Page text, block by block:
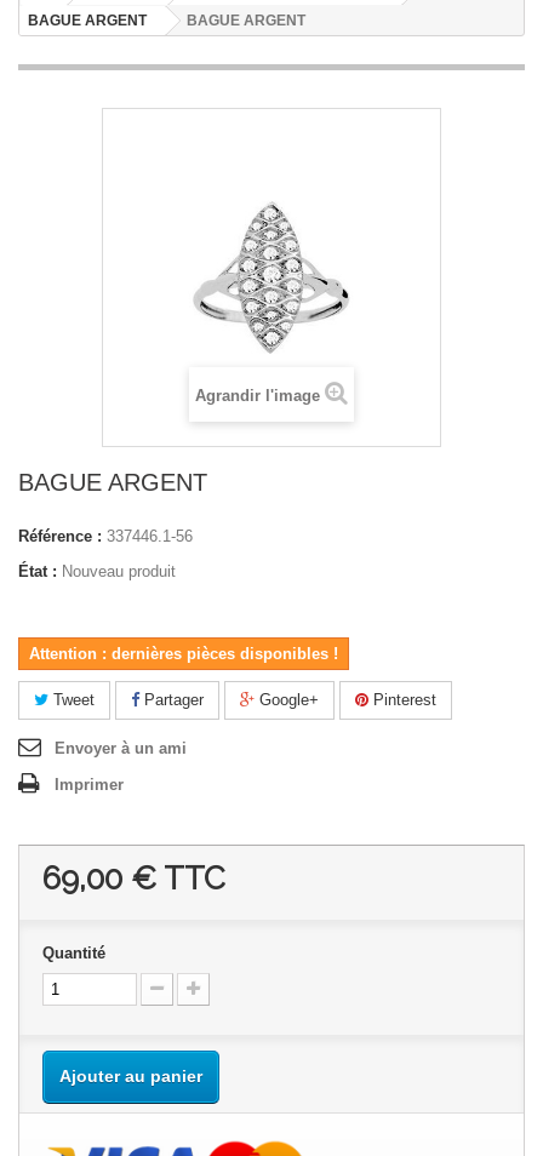
BAGUE ARGENT
BAGUE ARGENT
Agrandir l'image
BAGUE ARGENT
Référence : 337446.1-56
État : Nouveau produit
Attention : dernières pièces disponibles !
Tweet Partager Google+ Pinterest
Envoyer à un ami
Imprimer
69,00 € TTC
Quantité
Ajouter au panier